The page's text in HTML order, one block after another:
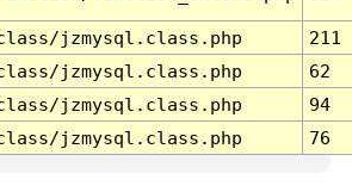
jzmysql.class.php
211
jzmysql.class.php
62
jzmysql.class.php
94
jzmysql.class.php 76